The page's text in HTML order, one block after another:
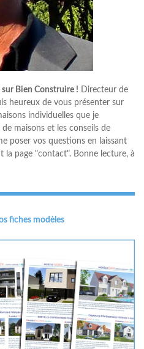
Bien Construire ! Directeur de
heureux de vous présenter sur
individuelles que je
maisons et les conseils de
poser vos questions en laissant
la page "contact". Bonne lecture, à
fiches modèles